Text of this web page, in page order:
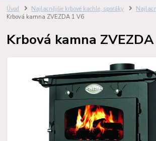
Úvod Najlacnějšie krbové kachle, sporáky
Krbová kamna ZVEZDA 1 V6
Krbová kamna